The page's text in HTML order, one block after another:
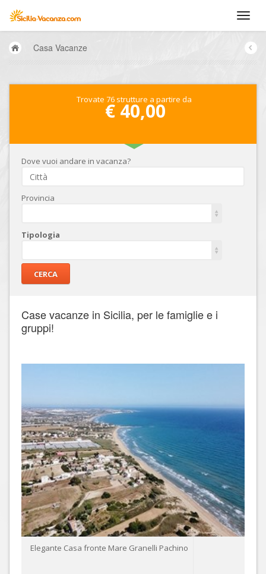
Casa Vacanze
Trovate 76 strutture a partire da
€ 40,00
Dove vuoi andare in vacanza?
Provincia
Tipologia
Case vacanze in Sicilia, per le famiglie e i
gruppi!
Elegante Casa fronte Mare Granelli Pachino